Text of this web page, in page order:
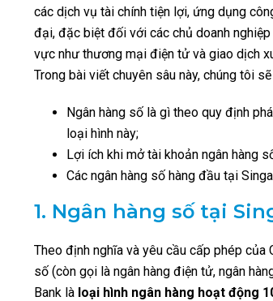
các dịch vụ tài chính tiện lợi, ứng dụng
đại, đặc biệt đối với các chủ doanh
vực như thương mại điện tử và giao dịch
Trong bài viết chuyên sâu này, chúng tôi
Ngân hàng số là gì theo quy định
loại hình này;
Lợi ích khi mở tài khoản ngân hàng
Các ngân hàng số hàng đầu tại
1. Ngân hàng số tại
Theo định nghĩa và yêu cầu cấp phép của
số (còn gọi là ngân hàng điện tử, ngân
Bank là loại hình ngân hàng hoạt động